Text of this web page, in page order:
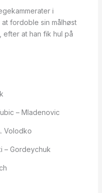
i
fordoble sin målhøst
efter at han fik hul på
– Mladenovic
Volodko
– Gordeychuk